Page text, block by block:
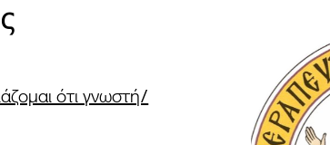
ότι γνωστή/